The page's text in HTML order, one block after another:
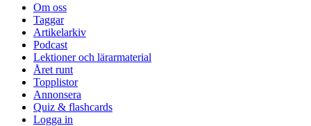
Om oss
Taggar
Artikelarkiv
Podcast
Lektioner och lärarmaterial
Året runt
Topplistor
Annonsera
Quiz & flashcards
Logga in